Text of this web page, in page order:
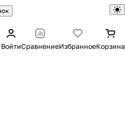
ВойтиСравнениеИзбранноеКорзина